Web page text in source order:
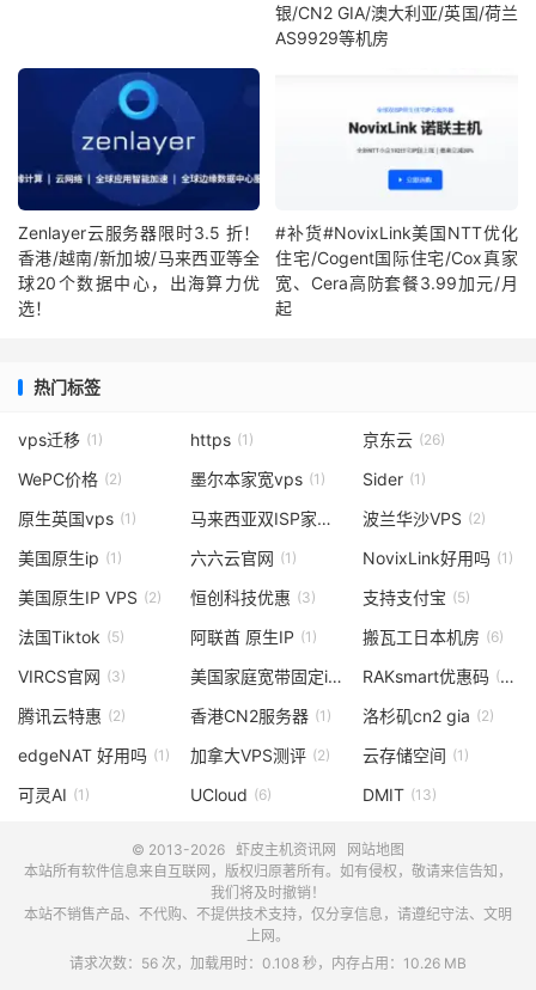
银/CN2 GIA/澳大利亚/英国/荷兰
AS9929等机房
Zenlayer云服务器限时3.5 折！
香港/越南/新加坡/马来西亚等全
球20个数据中心，出海算力优
选！
#补货#NovixLink美国NTT优化
住宅/Cogent国际住宅/Cox真家
宽、Cera高防套餐3.99加元/月
起
热门标签
vps迁移 (1) https (1) 京东云 (26)
WePC价格 (2) 墨尔本家宽vps (1) Sider (1)
原生英国vps (1) 马来西亚双ISP家宽 波兰华沙VPS (2)
美国原生ip (1) 六六云官网 (1) NovixLink好用吗 (1)
美国原生IP VPS (2) 恒创科技优惠 (3) 支持支付宝 (5)
法国Tiktok (5) 阿联酋 原生IP (1) 搬瓦工日本机房 (6)
VIRCS官网 (3) 美国家庭宽带固定ip RAKsmart优惠码 (11)
腾讯云特惠 (2) 香港CN2服务器 (1) 洛杉矶cn2 gia (2)
edgeNAT 好用吗 (1) 加拿大VPS测评 (2) 云存储空间 (1)
可灵AI (1) UCloud (6) DMIT (13)
© 2013-2026 虾皮主机资讯网
网站地图
本站所有软件信息来自互联网，版权归原著所有。如有侵权，敬请来信告知，
我们将及时撤销！
本站不销售产品、不代购、不提供技术支持，仅分享信息，请遵纪守法、文明
上网。
请求次数：56 次，加载用时：0.108 秒，内存占用：10.26 MB